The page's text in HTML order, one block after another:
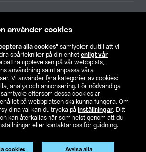
använder cookies
alla cookies” samtycker du till att vi
spårtekniker på din enhet enligt vår
upplevelsen på vår webbplats,
användning samt anpassa våra
Vi använder fyra kategorier av cookies:
analys och annonsering. För nödvändiga
eftersom dessa cookies är
på webbplatsen ska kunna fungera. Om
dina val kan du trycka på inställningar. Ditt
kan återkallas när som helst genom att du
eller kontaktar oss för guidning.
cookies Avvisa alla
Hitta butik
SE NO FI
statement Klubbvillkor För företag